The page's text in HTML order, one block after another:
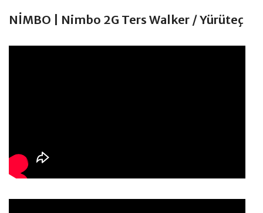
NİMBO | Nimbo 2G Ters Walker / Yürüteç